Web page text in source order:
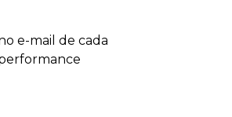
e-mail de cada